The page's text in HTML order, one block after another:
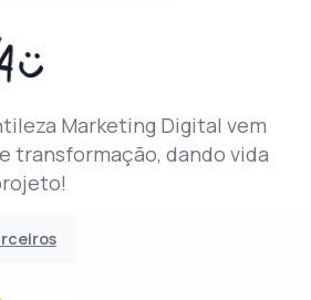
Marketing Digital vem
transformação, dando vida